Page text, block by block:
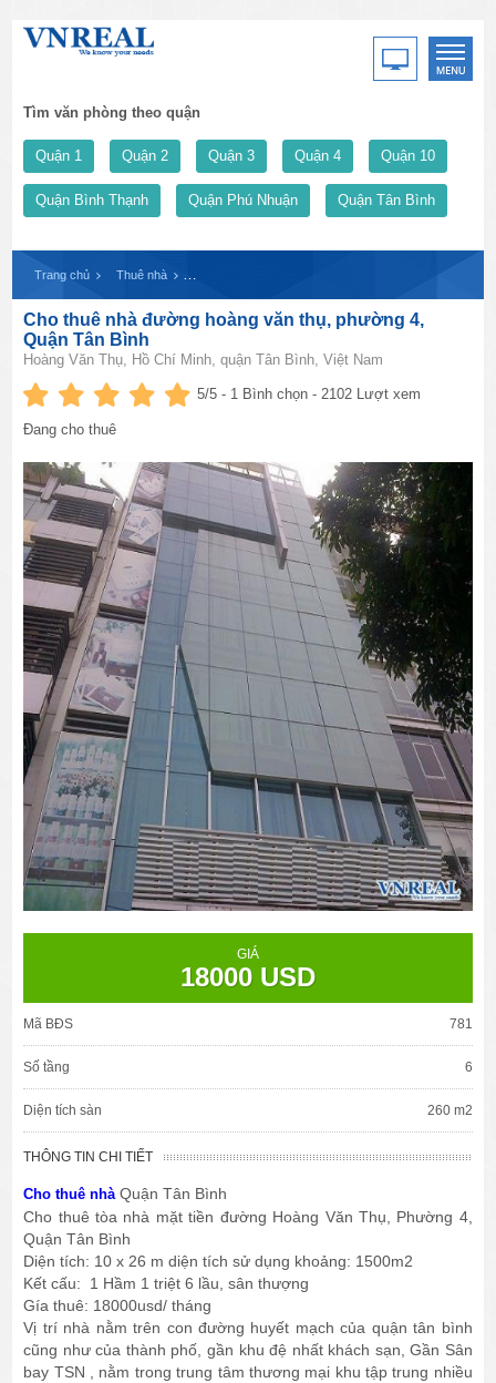
Tìm văn phòng theo quận
Quận 1 Quận 2 Quận 3 Quận 4 Quận 10
Quận Bình Thạnh Quận Phú Nhuận Quận Tân Bình
Trang chủ Thuê nhà
Cho thuê nhà đường hoàng văn thụ, phường 4,
Quận Tân Bình
Hoàng Văn Thụ, Hồ Chí Minh, quận Tân Bình, Việt Nam
5/5 - 1 Bình chọn - 2102 Lượt xem
Đang cho thuê
GIÁ
18000 USD
Mã BĐS 781
Số tầng 6
Diện tích sàn 260 m2
THÔNG TIN CHI TIẾT
Cho thuê nhà Quận Tân Bình
Cho thuê tòa nhà mặt tiền đường Hoàng Văn Thụ, Phường 4,
Quận Tân Bình
Diện tích: 10 x 26 m diện tích sử dụng khoảng: 1500m2
Kết cấu: 1 Hầm 1 triệt 6 lầu, sân thượng
Gía thuê: 18000usd/ tháng
Vị trí nhà nằm trên con đường huyết mạch của quận tân bình
cũng như của thành phố, gần khu đệ nhất khách sạn, Gần Sân
bay TSN , nằm trong trung tâm thương mại khu tập trung nhiều